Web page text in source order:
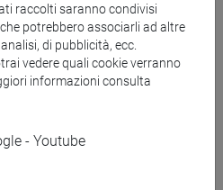
dell'insegnamento
LINGUA ARABA 3 MOD.
DI LINGUA ARABA 3
DI LINGUA ARABA 3
raccolti saranno condivisi
potrebbero associarli ad altre
di pubblicità, ecc.
vedere quali cookie verranno
informazioni consulta
- Youtube